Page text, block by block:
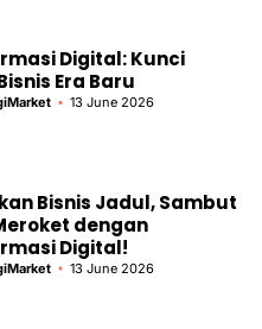
Digital: Kunci
Era Baru
13 June 2026
Bisnis Jadul, Sambut
dengan
Digital!
13 June 2026